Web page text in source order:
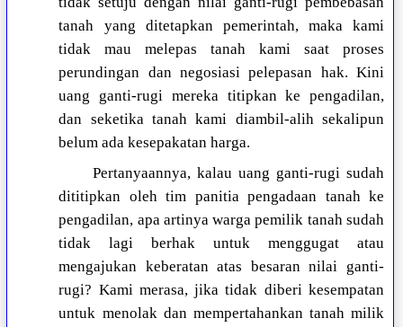
tanah yang ditetapkan pemerintah, maka kami
tidak mau melepas tanah kami saat proses
perundingan dan negosiasi pelepasan hak. Kini
uang ganti-rugi mereka titipkan ke pengadilan,
dan seketika tanah kami diambil-alih sekalipun
belum ada kesepakatan harga.
Pertanyaannya, kalau uang ganti-rugi sudah
dititipkan oleh tim panitia pengadaan tanah ke
pengadilan, apa artinya warga pemilik tanah sudah
tidak lagi berhak untuk menggugat atau
mengajukan keberatan atas besaran nilai ganti-
rugi? Kami merasa, jika tidak diberi kesempatan
untuk menolak dan mempertahankan tanah milik